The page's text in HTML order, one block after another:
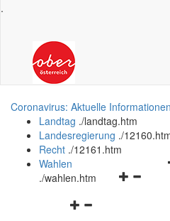
.
Coronavirus: Aktuelle Informationen
Landtag ./landtag.htm
Landesregierung ./
Recht ./12161.htm
Wahlen
./wahlen.htm
Navigationsmenü